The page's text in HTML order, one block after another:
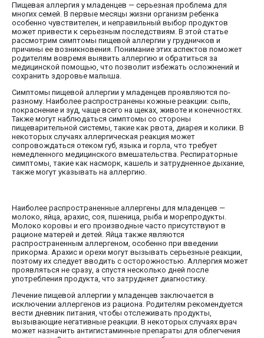
Пищевая аллергия у младенцев — серьезная проблема для
многих семей. В первые месяцы жизни организм ребенка
особенно чувствителен, и неправильный выбор продуктов
может привести к серьезным последствиям. В этой статье
рассмотрим симптомы пищевой аллергии у грудничков и
причины ее возникновения. Понимание этих аспектов поможет
родителям вовремя выявить аллергию и обратиться за
медицинской помощью, что позволит избежать осложнений и
сохранить здоровье малыша.
Симптомы пищевой аллергии у младенцев проявляются по-
разному. Наиболее распространены кожные реакции: сыпь,
покраснение и зуд, чаще всего на щеках, животе и конечностях.
Также могут наблюдаться симптомы со стороны
пищеварительной системы, такие как рвота, диарея и колики. В
некоторых случаях аллергическая реакция может
сопровождаться отеком губ, языка и горла, что требует
немедленного медицинского вмешательства. Респираторные
симптомы, такие как насморк, кашель и затрудненное дыхание,
также могут указывать на аллергию.
Наиболее распространенные аллергены для младенцев —
молоко, яйца, арахис, соя, пшеница, рыба и морепродукты.
Молоко коровы и его производные часто присутствуют в
рационе матерей и детей. Яйца также являются
распространенным аллергеном, особенно при введении
прикорма. Арахис и орехи могут вызывать серьезные реакции,
поэтому их следует вводить с осторожностью. Аллергия может
проявляться не сразу, а спустя несколько дней после
употребления продукта, что затрудняет диагностику.
Лечение пищевой аллергии у младенцев заключается в
исключении аллергенов из рациона. Родителям рекомендуется
вести дневник питания, чтобы отслеживать продукты,
вызывающие негативные реакции. В некоторых случаях врач
может назначить антигистаминные препараты для облегчения